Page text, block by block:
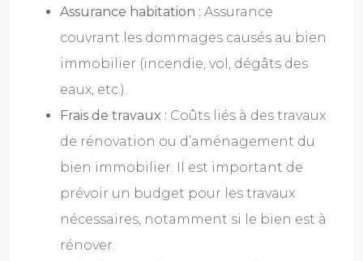
Assurance habitation : Assurance
couvrant les dommages causés au bien
immobilier (incendie, vol, dégâts des
eaux, etc.).
Frais de travaux : Coûts liés à des travaux
de rénovation ou d’aménagement du
bien immobilier. Il est important de
prévoir un budget pour les travaux
nécessaires, notamment si le bien est à
rénover.